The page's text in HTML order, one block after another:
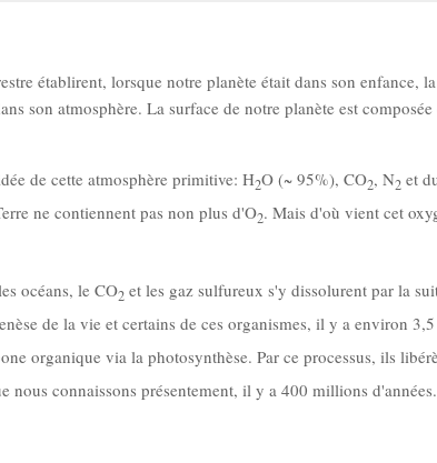
établirent, lorsque notre planète était dans son enfance,
son atmosphère. La surface de notre planète est
de cette atmosphère primitive: H2O (~ 95%), CO2, N2 et
ne contiennent pas non plus d'O2. Mais d'où vient cet
océans, le CO2 et les gaz sulfureux s'y dissolurent par la
de la vie et certains de ces organismes, il y a environ
organique via la photosynthèse. Par ce processus, ils
nous connaissons présentement, il y a 400 millions d'années.